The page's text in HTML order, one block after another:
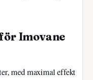
Imovane
med maximal effekt